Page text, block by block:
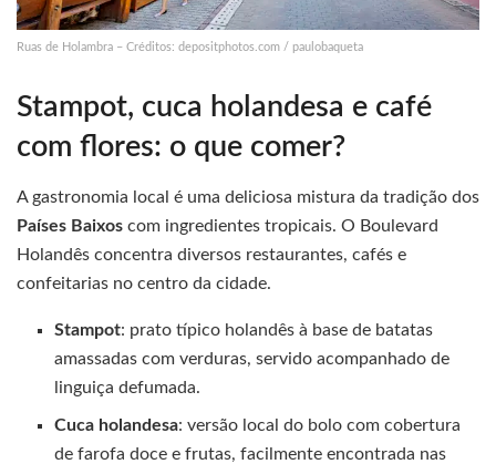
Ruas de Holambra – Créditos: depositphotos.com / paulobaqueta
Stampot, cuca holandesa e café
com flores: o que comer?
A gastronomia local é uma deliciosa mistura da tradição dos
Países Baixos com ingredientes tropicais. O Boulevard
Holandês concentra diversos restaurantes, cafés e
confeitarias no centro da cidade.
Stampot: prato típico holandês à base de batatas
amassadas com verduras, servido acompanhado de
linguiça defumada.
Cuca holandesa: versão local do bolo com cobertura
de farofa doce e frutas, facilmente encontrada nas